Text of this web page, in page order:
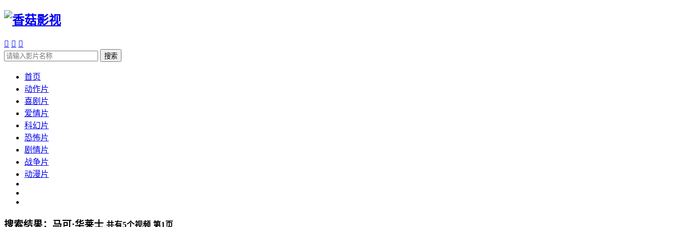
  
搜索
首页
动作片
喜剧片
爱情片
科幻片
恐怖片
剧情片
战争片
动漫片
搜索结果： 马可·华莱士 共有5个视频 第1 页